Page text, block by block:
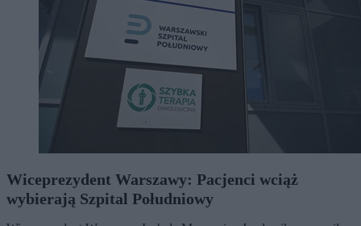
Wiceprezydent Warszawy: Pacjenci wciąż
wybierają Szpital Południowy